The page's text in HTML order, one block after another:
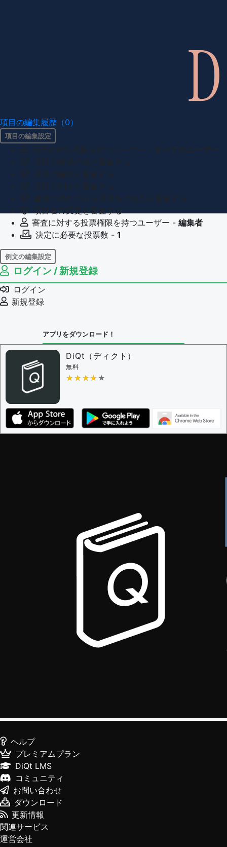
項目の編集履歴（0）
項目の編集設定
審査に対する投票権限を持つユーザー - 編集者
決定に必要な投票数 - 1
例文の編集設定
例文の編集権限を持つユーザー -
例文の削除を審査する
審査に対する投票権限を持つユーザー -
決定に必要な投票数 -
問題の編集権限を持つユーザー -すべてのユーザー
審査に対する投票権限を持つユーザー -
決定に必要な投票数 -
編集ガイドライン
ログイン / 新規登録
ログイン
新規登録
アプリをダウンロード！
DiQt（ディクト）
無料
★★★★★
★★★★★
ヘルプ
プレミアムプラン
DiQt LMS
コミュニティ
お問い合わせ
ダウンロード
更新情報
関連サービス
運営会社